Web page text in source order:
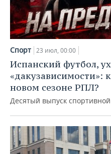
Спорт 23 июл, 00:00
Испанский футбол,
«дакузависимости»:
новом сезоне РПЛ?
Десятый выпуск